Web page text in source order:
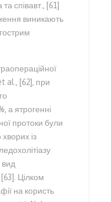
співавт., [61]
виникають
al., [62], при
а ятрогенні
протоки були
із
вид
Цілком
на користь